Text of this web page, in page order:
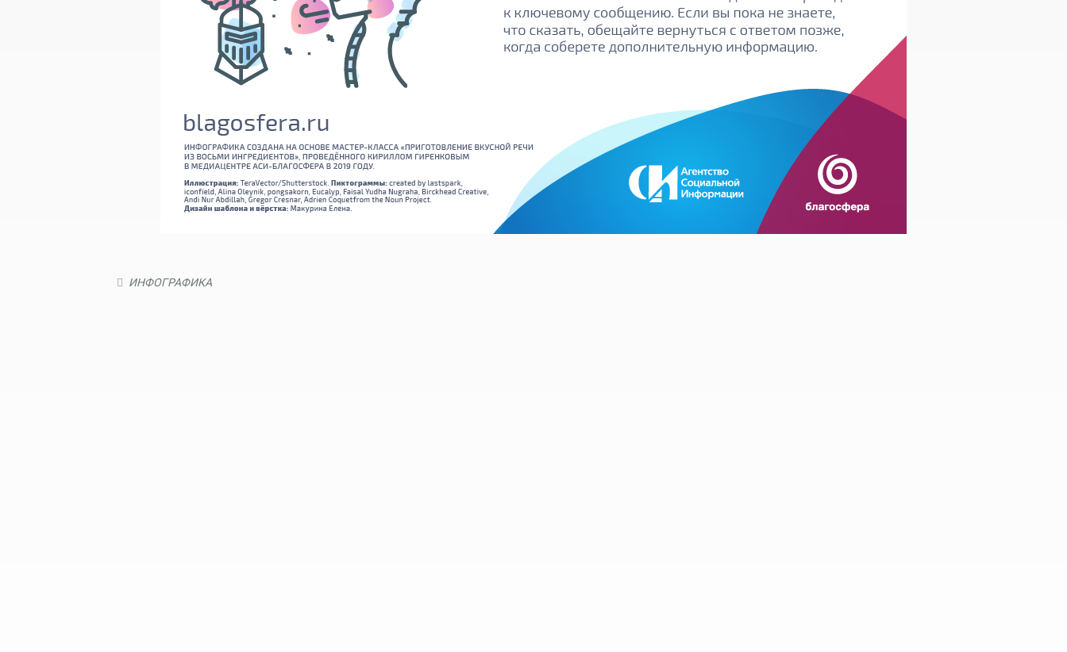
ИНФОГРАФИКА